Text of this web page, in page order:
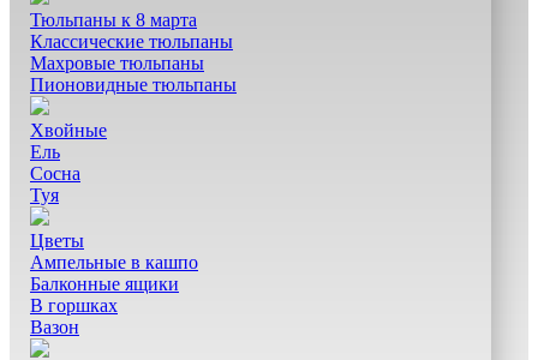
Тюльпаны к 8 марта
Классические тюльпаны
Махровые тюльпаны
Пионовидные тюльпаны
Хвойные
Ель
Сосна
Туя
Цветы
Ампельные в кашпо
Балконные ящики
В горшках
Вазон